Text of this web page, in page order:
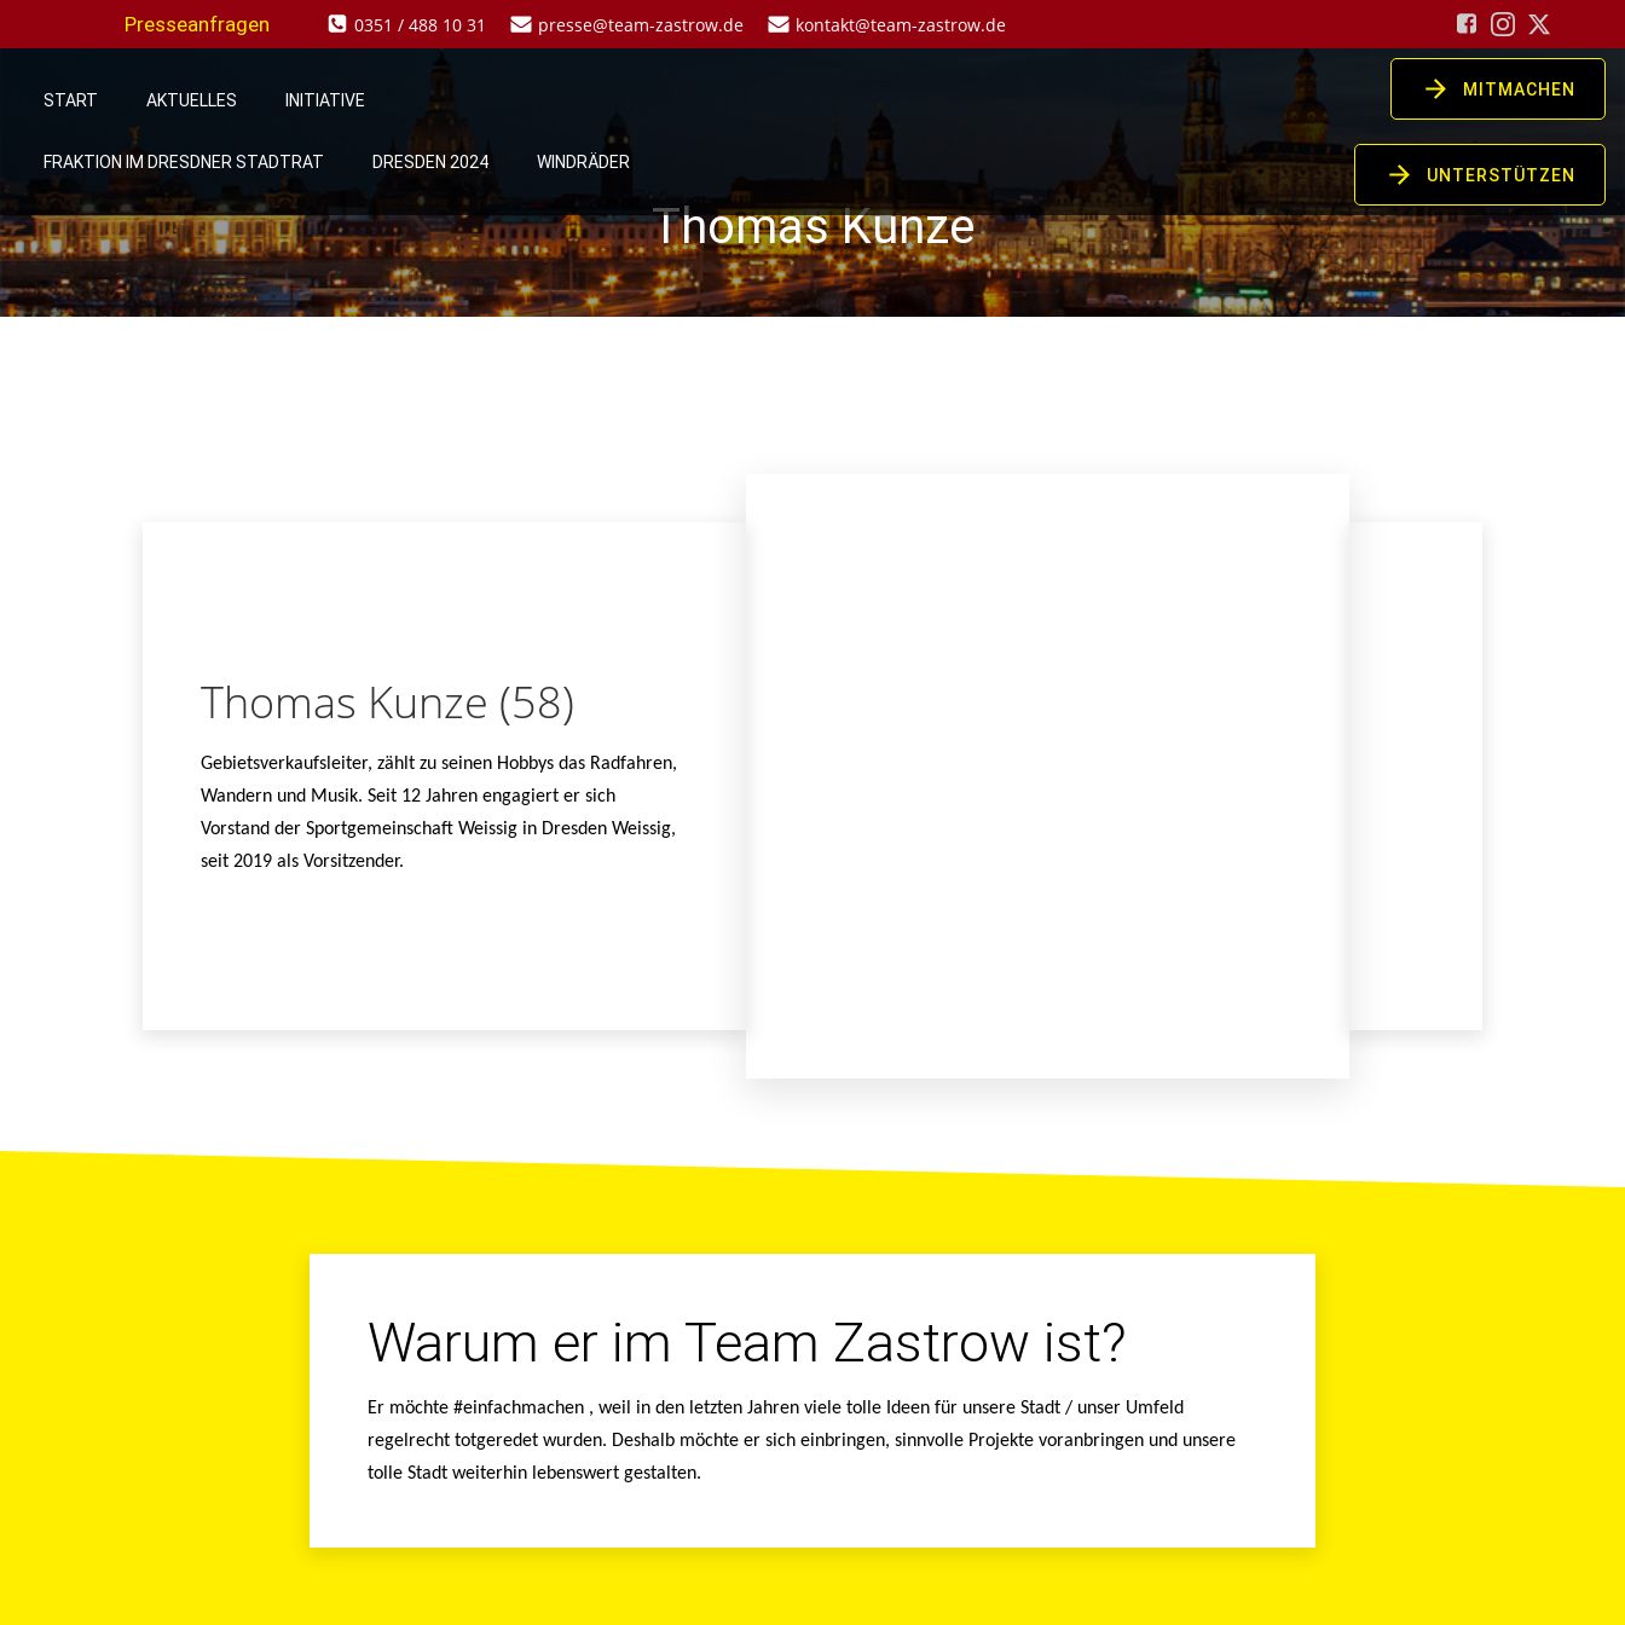
Inhalt
Presseanfragen 0351 / 488 10 31 presse@team-zastrow.de kontakt@team-zastrow.de
START AKTUELLES INITIATIVE
FRAKTION IM DRESDNER STADTRAT DRESDEN 2024 WINDRÄDER
MITMACHEN
UNTERSTÜTZEN
Thomas Kunze
Thomas Kunze (58)
Gebietsverkaufsleiter, zählt zu seinen Hobbys das Radfahren,
Wandern und Musik. Seit 12 Jahren engagiert er sich
Vorstand der Sportgemeinschaft Weissig in Dresden Weissig,
seit 2019 als Vorsitzender.
Warum er im Team Zastrow ist?
Er möchte #einfachmachen , weil in den letzten Jahren viele tolle Ideen für unsere Stadt / unser Umfeld
regelrecht totgeredet wurden. Deshalb möchte er sich einbringen, sinnvolle Projekte voranbringen und unsere
tolle Stadt weiterhin lebenswert gestalten.